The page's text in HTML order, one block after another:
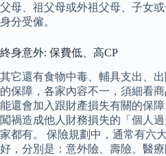
父母、祖父母或外祖父母、子女
身分受僱。
終身意外: 保費低、高CP
其它還有食物中毒、輔具支出、
的保障，各家內容不一，須細看
能還會加入跟財產損失有關的保
闖禍造成他人財務損失的「個人
家都有。 保險規劃中，通常有六
好，分別是：意外險、壽險、醫